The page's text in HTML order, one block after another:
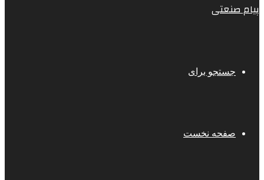
پیام صنعتی
جستجو برای
صفحه نخست